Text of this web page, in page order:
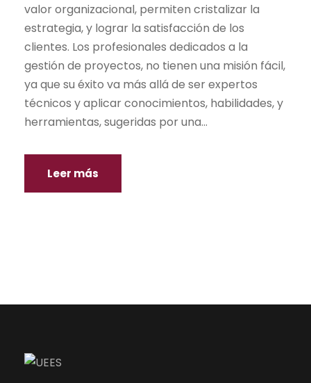
valor organizacional, permiten cristalizar la
estrategia, y lograr la satisfacción de los
clientes. Los profesionales dedicados a la
gestión de proyectos, no tienen una misión fácil,
ya que su éxito va más allá de ser expertos
técnicos y aplicar conocimientos, habilidades, y
herramientas, sugeridas por una...
Leer más